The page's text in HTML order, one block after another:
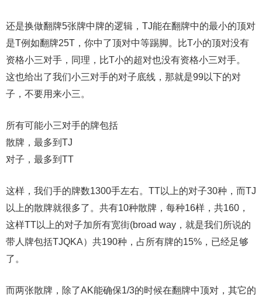
还是换做翻牌5张牌中牌的逻辑，TJ能在翻牌中的最小的顶对
是T例如翻牌25T，你中了顶对中等踢脚。比T小的顶对没有
资格小三对手，同理，比T小的超对也没有资格小三对手。
这也给出了我们小三对手的对子底线，那就是99以下的对
子，不要用来小三。
所有可能小三对手的牌包括
散牌，最多到TJ
对子，最多到TT
这样，我们手的牌数1300手左右。TT以上的对子30种，而TJ
以上的散牌就很多了。共有10种散牌，每种16样，共160，
这样TT以上的对子加所有宽街(broad way，就是我们所说的
带人牌包括TJQKA）共190种，占所有牌的15%，已经足够
了。
而两张散牌，除了AK能确保1/3的时候在翻牌中顶对，其它的